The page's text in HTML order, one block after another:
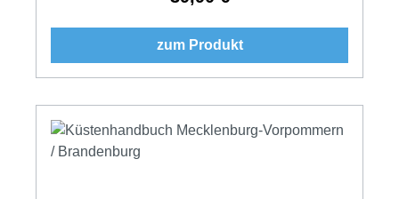
zum Produkt